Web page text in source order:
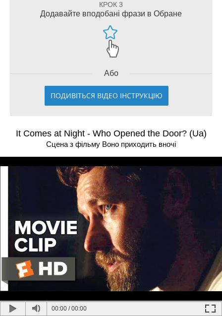
КРОК 3
Додавайте вподобані фрази в Обране
Або
ПОДИВІТЬСЯ ВІДЕО ІНСТРУКЦІЮ
It Comes at Night - Who Opened the Door? (Ua)
Сцена з фільму Воно приходить вночі
00:00 /00:00